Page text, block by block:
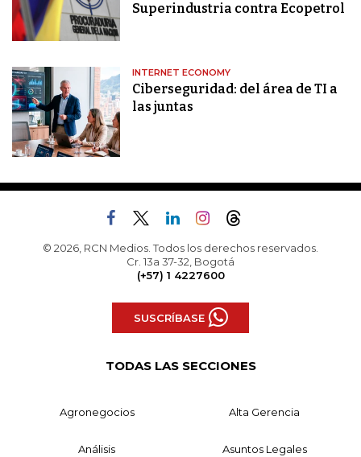
Superindustria contra Ecopetrol
INTERNET ECONOMY
Ciberseguridad: del área de TI a
las juntas
© 2026, RCN Medios. Todos los derechos reservados.
Cr. 13a 37-32, Bogotá
(+57) 1 4227600
SUSCRÍBASE
TODAS LAS SECCIONES
Agronegocios Alta Gerencia
Análisis Asuntos Legales